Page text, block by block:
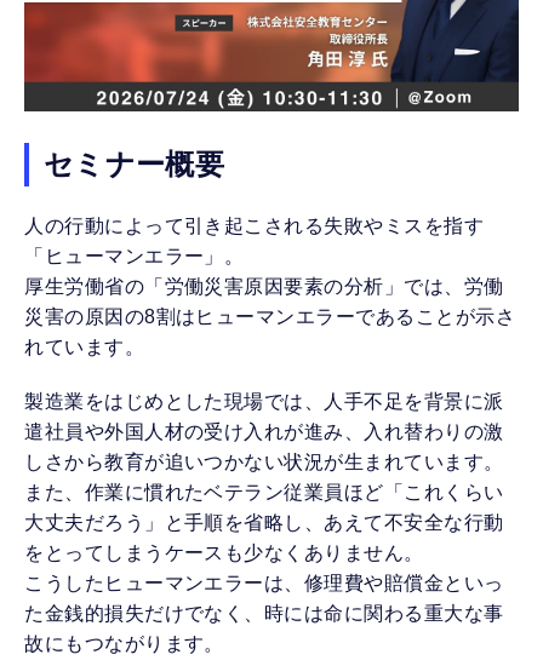
セミナー概要
人の行動によって引き起こされる失敗やミスを指す
「ヒューマンエラー」。
厚生労働省の「労働災害原因要素の分析」では、労働
災害の原因の8割はヒューマンエラーであることが示さ
れています。
製造業をはじめとした現場では、人手不足を背景に派
遣社員や外国人材の受け入れが進み、入れ替わりの激
しさから教育が追いつかない状況が生まれています。
また、作業に慣れたベテラン従業員ほど「これくらい
大丈夫だろう」と手順を省略し、あえて不安全な行動
をとってしまうケースも少なくありません。
こうしたヒューマンエラーは、修理費や賠償金といっ
た金銭的損失だけでなく、時には命に関わる重大な事
故にもつながります。